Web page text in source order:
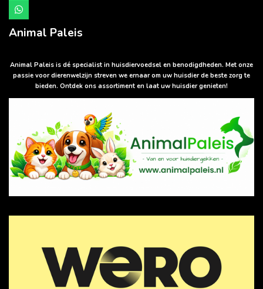
W
h
a
t
p
p
Animal Paleis
Animal Paleis is dé specialist in huisdiervoedsel en benodigdheden. Met onze
passie voor dierenwelzijn streven we ernaar om uw huisdier de beste zorg te
bieden. Ontdek ons assortiment en laat uw huisdier genieten!